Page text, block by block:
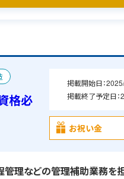
格必
掲載開始日：
掲載終了予定日：
お祝い金
理などの管理補助業務を担